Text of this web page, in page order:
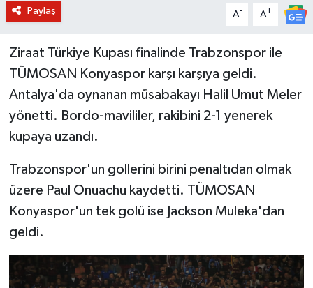
Paylaş A- A+
Ziraat Türkiye Kupası finalinde Trabzonspor ile
TÜMOSAN Konyaspor karşı karşıya geldi.
Antalya'da oynanan müsabakayı Halil Umut Meler
yönetti. Bordo-mavililer, rakibini 2-1 yenerek
kupaya uzandı.
Trabzonspor'un gollerini birini penaltıdan olmak
üzere Paul Onuachu kaydetti. TÜMOSAN
Konyaspor'un tek golü ise Jackson Muleka'dan
geldi.